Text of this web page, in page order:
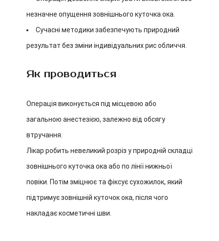
незначне опущення зовнішнього куточка ока.
Сучасні методики забезпечують природний
результат без зміни індивідуальних рис обличчя.
Як проводиться
Операція виконується під місцевою або
загальною анестезією, залежно від обсягу
втручання.
Лікар робить невеликий розріз у природній складці
зовнішнього куточка ока або по лінії нижньої
повіки. Потім зміцнює та фіксує сухожилок, який
підтримує зовнішній куточок ока, після чого
накладає косметичні шви.